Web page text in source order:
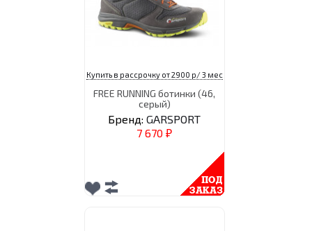
Купить в рассрочку от 2900 р/ 3 мес
FREE RUNNING ботинки (46,
серый)
Бренд: GARSPORT
7 670 ₽